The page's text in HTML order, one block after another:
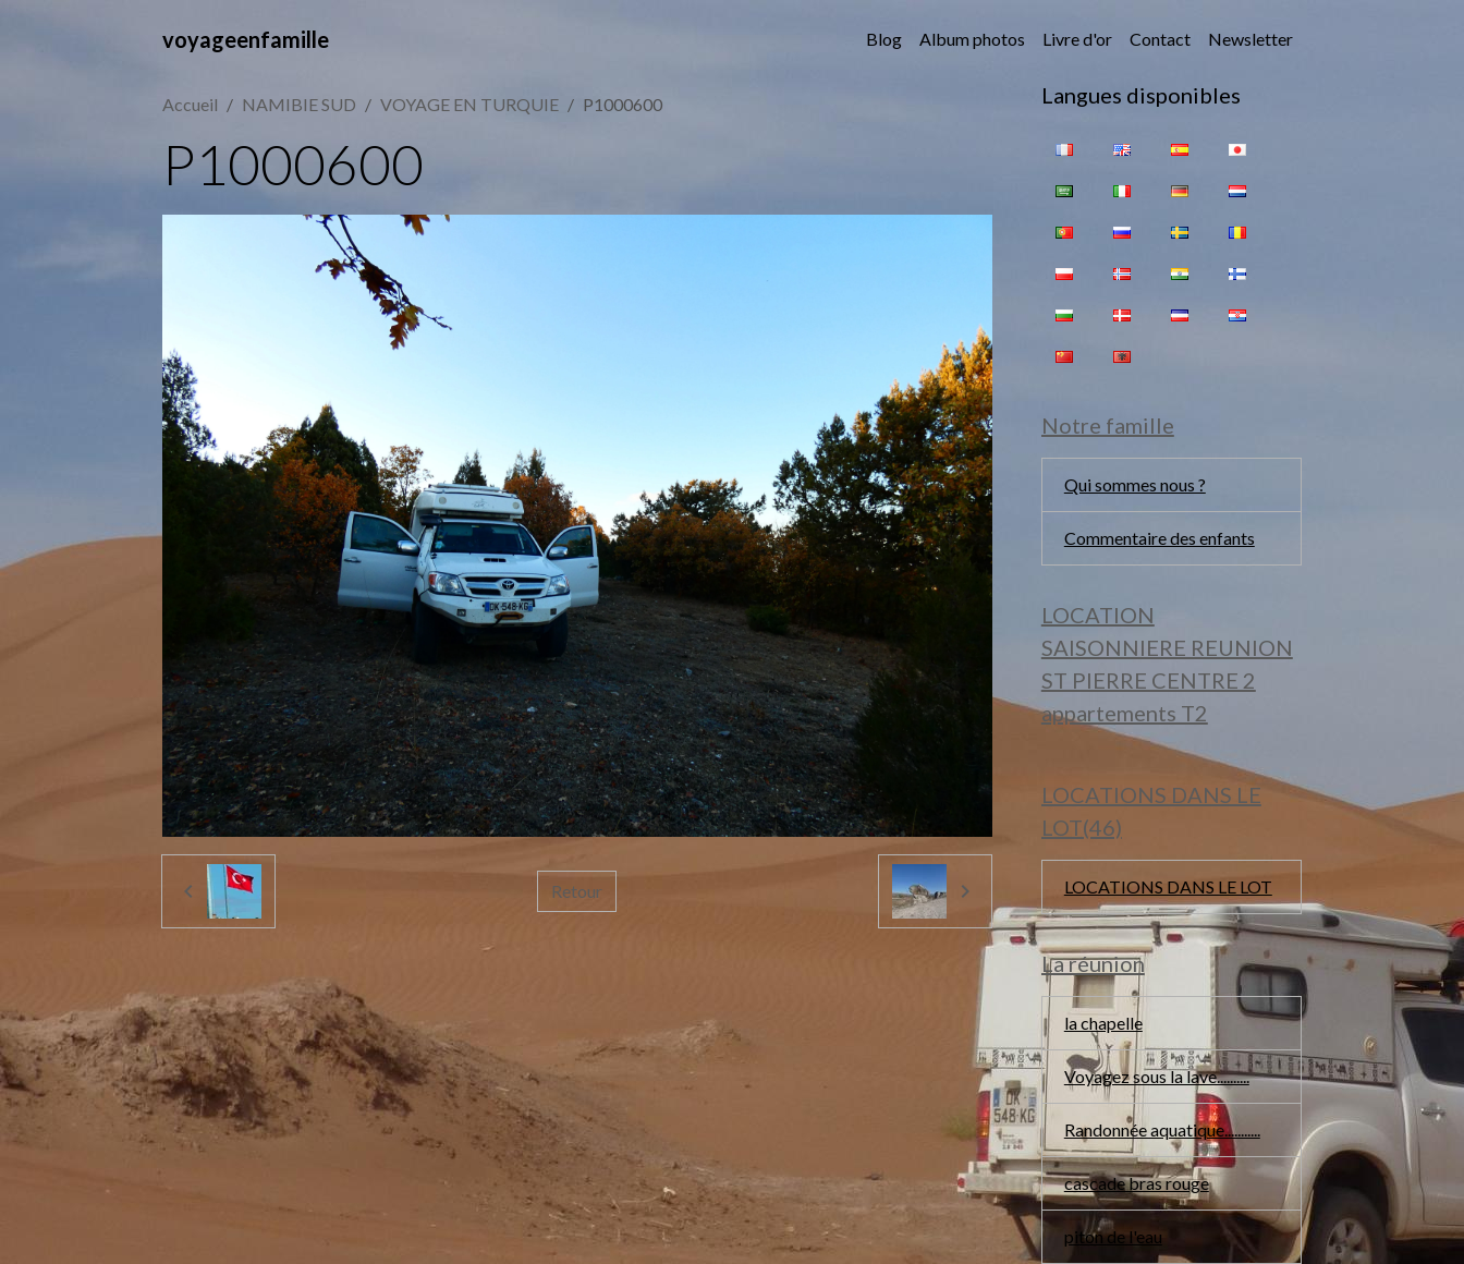
voyageenfamille Blog Album photos Livre d'or Contact Newsletter
Accueil NAMIBIE SUD VOYAGE EN TURQUIE P1000600
P1000600
Retour
Langues disponibles
Notre famille
Qui sommes nous ?
Commentaire des enfants
LOCATION
SAISONNIERE REUNION
ST PIERRE CENTRE 2
appartements T2
LOCATIONS DANS LE
LOT(46)
LOCATIONS DANS LE LOT
La réunion
la chapelle
Voyagez sous la lave..........
Randonnée aquatique...........
cascade bras rouge
piton de l'eau